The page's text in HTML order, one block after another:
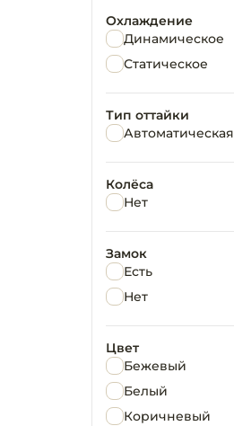
Охлаждение
Динамическое
Статическое
Тип оттайки
Автоматическая
Колёса
Нет
Замок
Есть
Нет
Цвет
Бежевый
Белый
Коричневый